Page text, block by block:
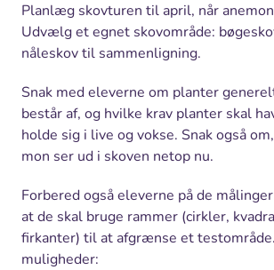
Planlæg skovturen til april, når
Udvælg et egnet skovområde:
nåleskov til sammenligning.
Snak med eleverne om planter
består af, og hvilke krav planter skal
holde sig i live og vokse. Snak også
mon ser ud i skoven netop nu.
Forbered også eleverne på de
at de skal bruge rammer (cirkler,
firkanter) til at afgrænse et
muligheder: